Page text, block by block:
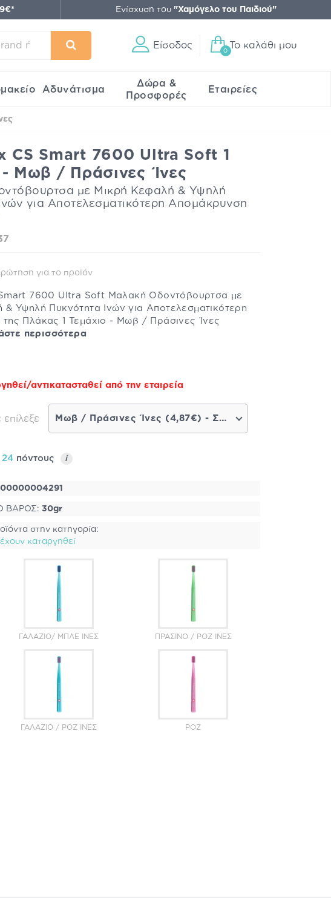
Ενίσχυση του "Χαμόγελο του Παιδιού"
Είσοδος
0
Το καλάθι μου
Αδυνάτισμα
Δώρα &
Προσφορές
Εταιρείες
CS Smart 7600 Ultra Soft 1
- Μωβ / Πράσινες Ίνες
με Μικρή Κεφαλή & Υψηλή
για Αποτελεσματικότερη Απομάκρυνση
για το προϊόν
7600 Ultra Soft Μαλακή Οδοντόβουρτσα με
& Υψηλή Πυκνότητα Ινών για Αποτελεσματικότερη
Πλάκας 1 Τεμάχιο - Μωβ / Πράσινες Ίνες
περισσότερα
αντικατασταθεί από την εταιρεία
Μωβ / Πράσινες Ίνες (4,87€) - Σύντομα διαθέσιμο
24 πόντους i
ΒΑΡΟΣ: 30gr
στην κατηγορία:
καταργηθεί
ΓΑΛΆΖΙΟ/ ΜΠΛΕ ΊΝΕΣ ΠΡΆΣΙΝΟ / ΡΟΖ ΊΝΕΣ
ΓΑΛΆΖΙΟ / ΡΟΖ ΊΝΕΣ ΡΟΖ